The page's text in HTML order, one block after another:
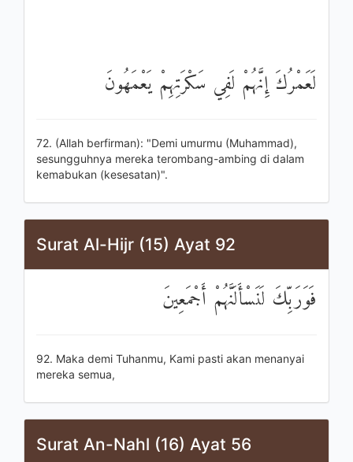
لَعَمْرُكَ إِنَّهُمْ لَفِي سَكْرَتِهِمْ يَعْمَهُونَ
72. (Allah berfirman): "Demi umurmu (Muhammad),
sesungguhnya mereka terombang-ambing di dalam
kemabukan (kesesatan)".
Surat Al-Hijr (15) Ayat 92
فَوَرَبِّكَ لَنَسْأَلَنَّهُمْ أَجْمَعِينَ
92. Maka demi Tuhanmu, Kami pasti akan menanyai
mereka semua,
Surat An-Nahl (16) Ayat 56